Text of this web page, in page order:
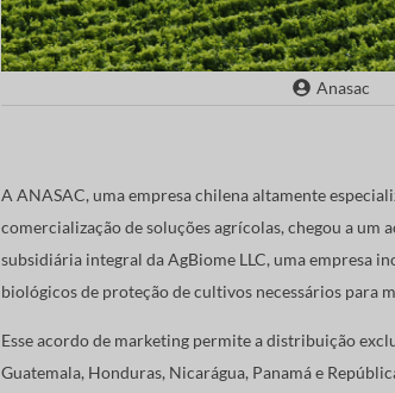
Anasac
A ANASAC, uma empresa chilena altamente
comercialização de soluções agrícolas, chegou a
subsidiária integral da AgBiome LLC, uma empresa
biológicos de proteção de cultivos necessários para
Esse acordo de marketing permite a distribuição
Guatemala, Honduras, Nicarágua, Panamá e